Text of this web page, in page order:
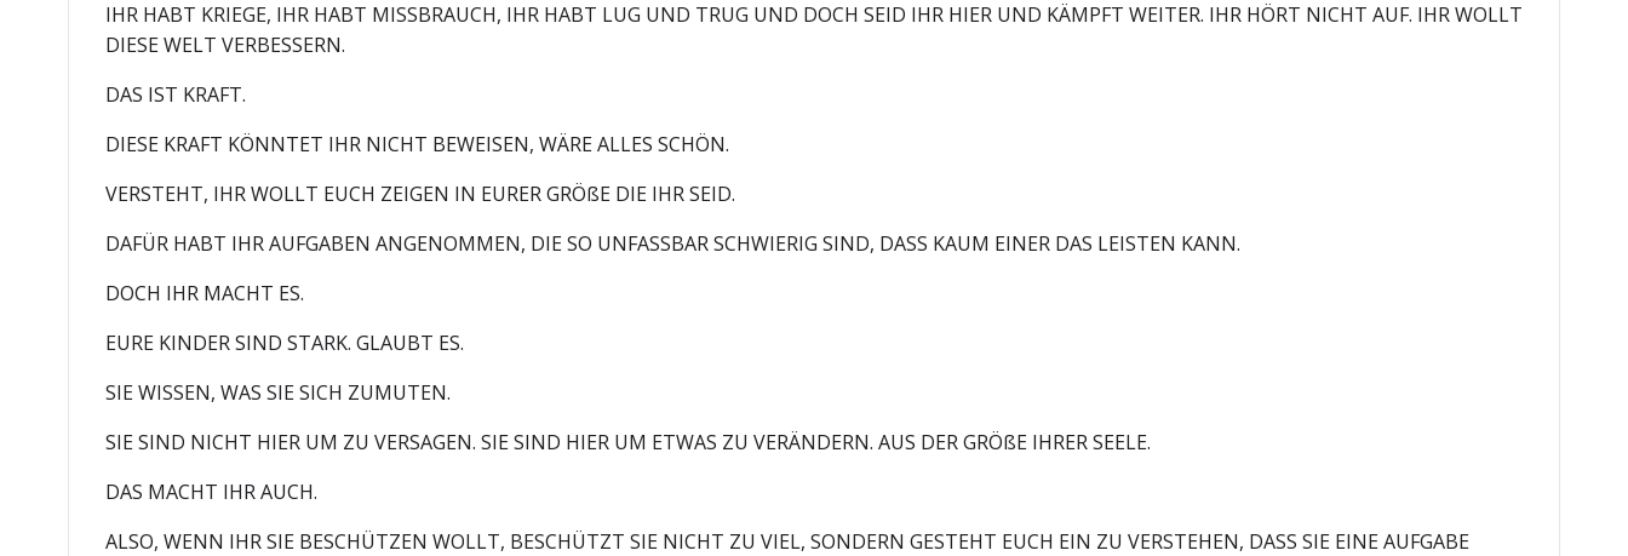
IHR HABT KRIEGE, IHR HABT MISSBRAUCH, IHR HABT LUG UND TRUG UND DOCH SEID IHR HIER UND KÄMPFT WEITER. IHR HÖRT NICHT AUF. IHR WOLLT
DIESE WELT VERBESSERN.
DAS IST KRAFT.
DIESE KRAFT KÖNNTET IHR NICHT BEWEISEN, WÄRE ALLES SCHÖN.
VERSTEHT, IHR WOLLT EUCH ZEIGEN IN EURER GRÖßE DIE IHR SEID.
DAFÜR HABT IHR AUFGABEN ANGENOMMEN, DIE SO UNFASSBAR SCHWIERIG SIND, DASS KAUM EINER DAS LEISTEN KANN.
DOCH IHR MACHT ES.
EURE KINDER SIND STARK. GLAUBT ES.
SIE WISSEN, WAS SIE SICH ZUMUTEN.
SIE SIND NICHT HIER UM ZU VERSAGEN. SIE SIND HIER UM ETWAS ZU VERÄNDERN. AUS DER GRÖßE IHRER SEELE.
DAS MACHT IHR AUCH.
ALSO, WENN IHR SIE BESCHÜTZEN WOLLT, BESCHÜTZT SIE NICHT ZU VIEL, SONDERN GESTEHT EUCH EIN ZU VERSTEHEN, DASS SIE EINE AUFGABE